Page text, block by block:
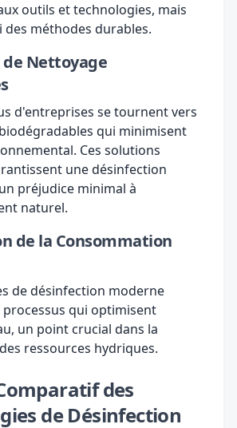
outils et technologies, mais
des méthodes durables.
Nettoyage
d'entreprises se tournent vers
qui minimisent
Ces solutions
une désinfection
préjudice minimal à
naturel.
de la Consommation
de désinfection moderne
qui optimisent
un point crucial dans la
ressources hydriques.
des
de Désinfection